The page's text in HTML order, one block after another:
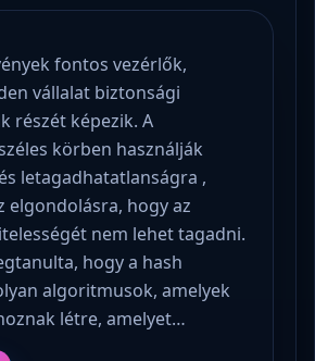
fontos vezérlők,
vállalat biztonsági
részét képezik. A
körben használják
letagadhatatlanságra ,
elgondolásra, hogy az
nem lehet tagadni.
hogy a hash
algoritmusok, amelyek
létre, amelyet…